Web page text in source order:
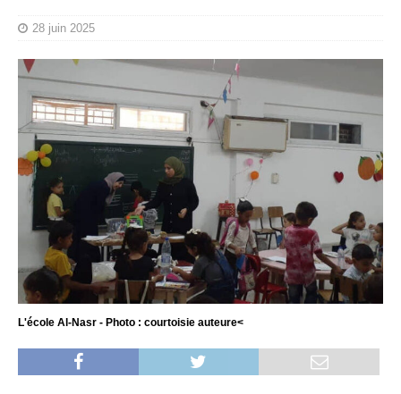
28 juin 2025
L'école Al-Nasr - Photo : courtoisie auteure<